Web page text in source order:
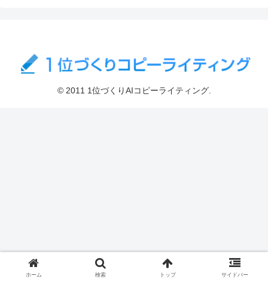
© 2011 1位づくりAIコピーライティング.
ホーム 検索 トップ サイドバー